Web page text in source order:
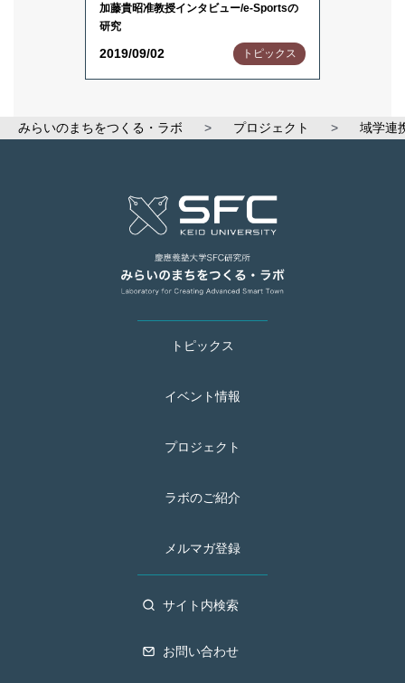
加藤貴昭准教授インタビュー/e-Sportsの
研究
2019/09/02 トピックス
みらいのまちをつくる・ラボ > プロジェクト > 域学連
トピックス
イベント情報
プロジェクト
ラボのご紹介
メルマガ登録
サイト内検索
お問い合わせ